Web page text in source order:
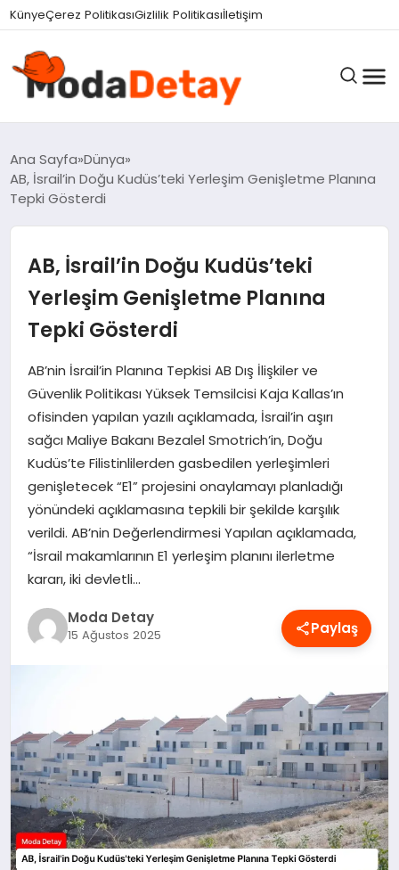
felix markets 360
felix markets yatırım
felix markets pro
felix markets
felix markets app
KünyeÇerez PolitikasıGizlilik Politikasıİletişim
GÜNDEM
DÜNYA
EĞITIM
MAGAZIN
SAĞLIK
SPOR
TEKNOLOJI
Ana Sayfa Dünya
AB, İsrail’in Doğu Kudüs’teki Yerleşim Genişletme Planına
Tepki Gösterdi
AB, İsrail’in Doğu Kudüs’teki
Yerleşim Genişletme Planına
Tepki Gösterdi
AB’nin İsrail’in Planına Tepkisi AB Dış İlişkiler ve
Güvenlik Politikası Yüksek Temsilcisi Kaja Kallas’ın
ofisinden yapılan yazılı açıklamada, İsrail’in aşırı
sağcı Maliye Bakanı Bezalel Smotrich’in, Doğu
Kudüs’te Filistinlilerden gasbedilen yerleşimleri
genişletecek “E1” projesini onaylamayı planladığı
yönündeki açıklamasına tepkili bir şekilde karşılık
verildi. AB’nin Değerlendirmesi Yapılan açıklamada,
“İsrail makamlarının E1 yerleşim planını ilerletme
kararı, iki devletli…
Moda Detay
15 Ağustos 2025 Paylaş